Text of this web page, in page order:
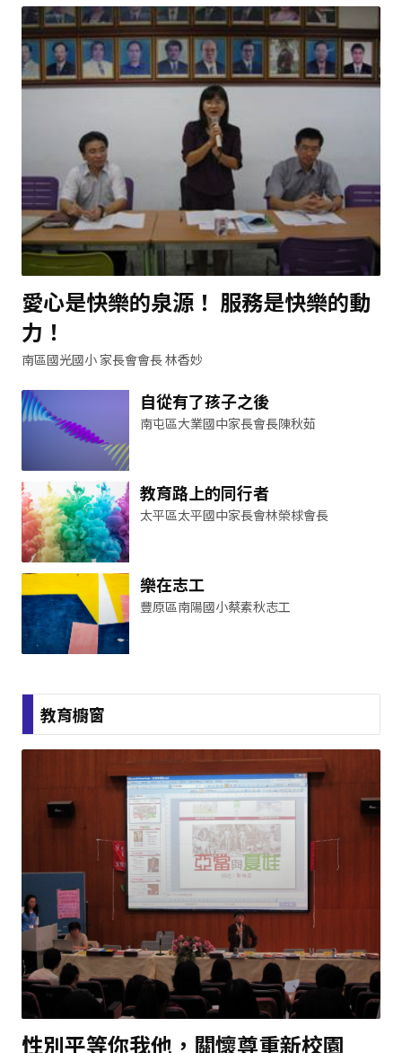
愛心是快樂的泉源！ 服務是快樂的動
力！
南區國光國小 家長會會長 林香妙
自從有了孩子之後
南屯區大業國中家長會長陳秋茹
教育路上的同行者
太平區太平國中家長會林榮梂會長
樂在志工
豐原區南陽國小蔡素秋志工
教育櫥窗
性別平等你我他，關懷尊重新校園